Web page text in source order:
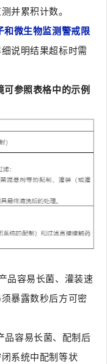
并累积计数。
和微生物监测警戒限
说明结果超标时需
参照表格中的示例
品容易长菌、灌装速
暴露数秒后方可密
容易长菌、配制后
系统中配制等状